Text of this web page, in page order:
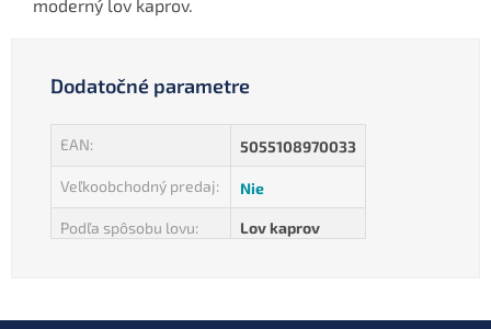
moderný lov kaprov.
Dodatočné parametre
EAN: 5055108970033
Veľkoobchodný predaj: Nie
Podľa spôsobu lovu: Lov kaprov